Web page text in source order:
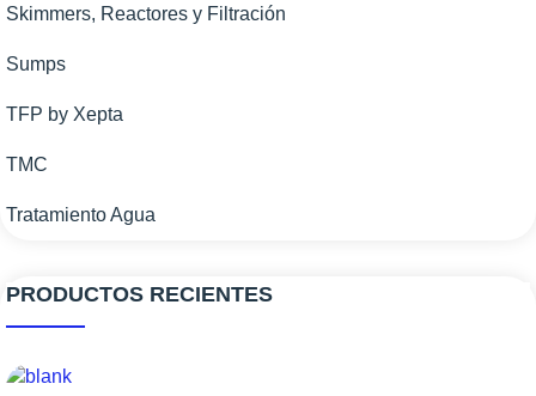
Skimmers, Reactores y Filtración
Sumps
TFP by Xepta
TMC
Tratamiento Agua
PRODUCTOS RECIENTES